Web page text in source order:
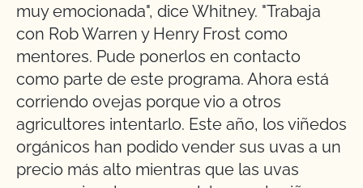
muy emocionada", dice Whitney. "Trabaja
con Rob Warren y Henry Frost como
mentores. Pude ponerlos en contacto
como parte de este programa. Ahora está
corriendo ovejas porque vio a otros
agricultores intentarlo. Este año, los viñedos
orgánicos han podido vender sus uvas a un
precio más alto mientras que las uvas